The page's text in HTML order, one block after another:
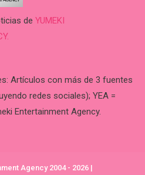
de YUMEKI
Artículos con más de 3 fuentes
redes sociales); YEA =
Entertainment Agency.
Agency 2004 - 2026 |